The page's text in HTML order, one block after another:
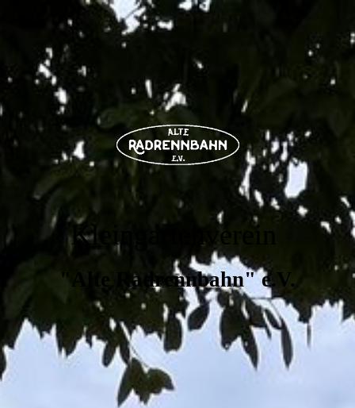
Kleingartenverein
"Alte Radrennbahn" e.V.